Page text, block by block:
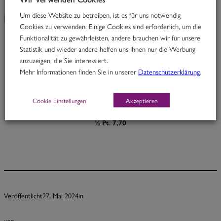
KW 22/24
Rindfleisch in Kurkuma-Aprikosen-Linsencurry & Süßkartoffeln
M, O
½ Pt. 7,70
Veröffentlicht27. Mai 2024in
Um diese Website zu betreiben, ist es für uns notwendig
Cookies zu verwenden. Einige Cookies sind erforderlich, um die
Funktionalität zu gewährleisten, andere brauchen wir für unsere
Statistik und wieder andere helfen uns Ihnen nur die Werbung
anzuzeigen, die Sie interessiert.
Mehr Informationen finden Sie in unsererDatenschutzerklärung
Cookie Einstellungen Akzeptieren